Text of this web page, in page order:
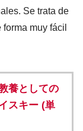
Se trata de
muy fácil
養としての
スキー (単